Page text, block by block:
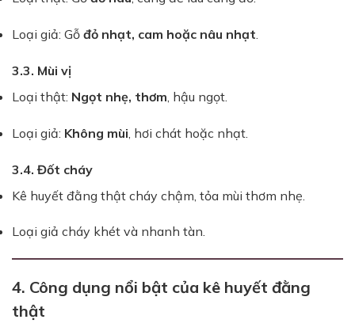
Loại giả: Gỗ đỏ nhạt, cam hoặc nâu nhạt.
3.3. Mùi vị
Loại thật: Ngọt nhẹ, thơm, hậu ngọt.
Loại giả: Không mùi , hơi chát hoặc nhạt.
3.4. Đốt cháy
Kê huyết đằng thật cháy chậm, tỏa mùi thơm nhẹ.
Loại giả cháy khét và nhanh tàn.
4. Công dụng nổi bật của kê huyết đằng
thật